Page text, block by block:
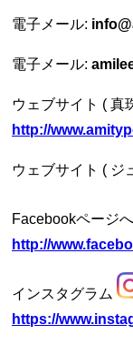
電子メール:
電子メール:
ウェブサイト (
http://
ウェブサイト (
Facebookページへ
http://
インスタグラム
https://